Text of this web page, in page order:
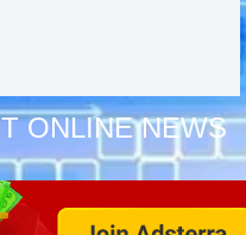
ONLINE NEWS